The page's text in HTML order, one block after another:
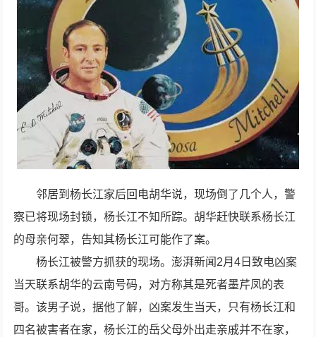
邻居到杨长江家后回电胡华说，现场倒了几个人，警
察已将现场封锁，杨长江不知所踪。胡华赶快联系杨长江
的母亲何翠，告知其杨长江可能作了案。
杨长江被警方抓获的现场。澎湃新闻2月4日致电凶案
当天联系胡华的云南号码，对方称其是死者墨芹凤的表
哥。该男子说，据他了解，凶案发生当天，只有杨长江和
四名被害者在家，杨长江的岳父母外出走亲戚并不在家，